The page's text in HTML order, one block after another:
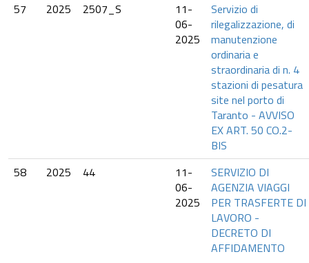
57
2025 2507_S
11-
06-
2025
Servizio di
rilegalizzazione, di
manutenzione
ordinaria e
straordinaria di n. 4
stazioni di pesatura
site nel porto di
Taranto - AVVISO
EX ART. 50 CO.2-
BIS
58
2025 44
11-
06-
2025
SERVIZIO DI
AGENZIA VIAGGI
PER TRASFERTE DI
LAVORO -
DECRETO DI
AFFIDAMENTO